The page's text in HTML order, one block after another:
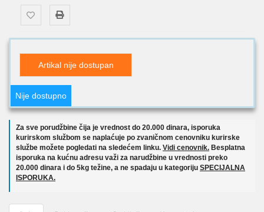
Artikal nije dostupan
Nije dostupno
Za sve porudžbine čija je vrednost do 20.000 dinara, isporuka
kurirskom službom se naplaćuje po zvaničnom cenovniku kurirske
službe možete pogledati na sledećem linku. Vidi cenovnik. Besplatna
isporuka na kućnu adresu važi za narudžbine u vrednosti preko
20.000 dinara i do 5kg težine, a ne spadaju u kategoriju SPECIJALNA
ISPORUKA.